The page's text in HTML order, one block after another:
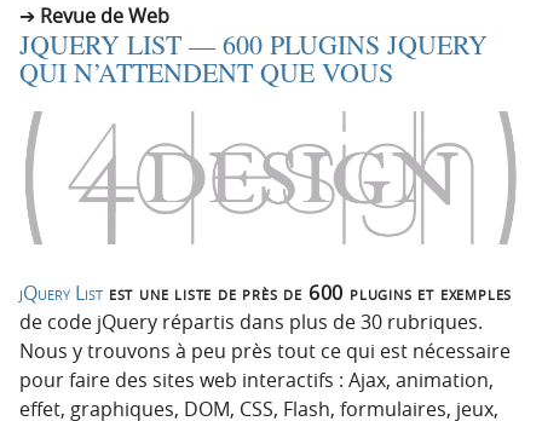
Revue de Web
JQUERY LIST — 600 PLUGINS JQUERY
QUI N’ATTENDENT QUE VOUS
jQuery List est une liste de près de 600 plugins et exemples
de code jQuery répartis dans plus de 30 rubriques.
Nous y trouvons à peu près tout ce qui est nécessaire
pour faire des sites web interactifs : Ajax, animation,
effet, graphiques, DOM, CSS, Flash, formulaires, jeux,